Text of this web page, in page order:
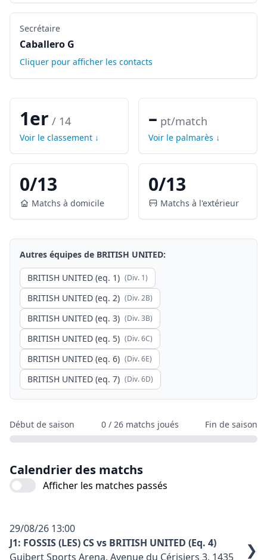
Secrétaire
Caballero G
Cliquer pour afficher les contacts
1er / 14
Voir le classement ↓
– pt/match
Voir le palmarès ↓
0/13
Matchs à domicile
0/13
Matchs à l'extérieur
Autres équipes de BRITISH UNITED:
BRITISH UNITED (eq. 1) (Div. 1)
BRITISH UNITED (eq. 2) (Div.2B)
BRITISH UNITED (eq. 3) (Div.3B)
BRITISH UNITED (eq. 5) (Div.6C)
BRITISH UNITED (eq. 6) (Div.6E)
BRITISH UNITED (eq. 7) (Div.6D)
Début de saison 0/ 26matchs joués Fin de saison
Calendrier des matchs
Afficher les matches passés
29/08/26 13:00
J1: FOSSIS (LES) CS vs BRITISH UNITED (Eq. 4)
Guibert Sports Arena, Avenue du Cérisiers 3, 1435
❯